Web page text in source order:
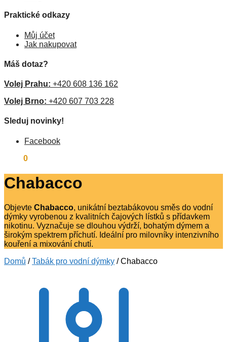
Praktické odkazy
Můj účet
Jak nakupovat
Máš dotaz?
Volej Prahu: +420 608 136 162
Volej Brno: +420 607 703 228
Sleduj novinky!
Facebook
0
Chabacco
Objevte Chabacco, unikátní beztabákovou směs do vodní
dýmky vyrobenou z kvalitních čajových lístků s přídavkem
nikotinu. Vyznačuje se dlouhou výdrží, bohatým dýmem a
širokým spektrem příchutí. Ideální pro milovníky intenzivního
kouření a mixování chutí.
Domů / Tabák pro vodní dýmky / Chabacco